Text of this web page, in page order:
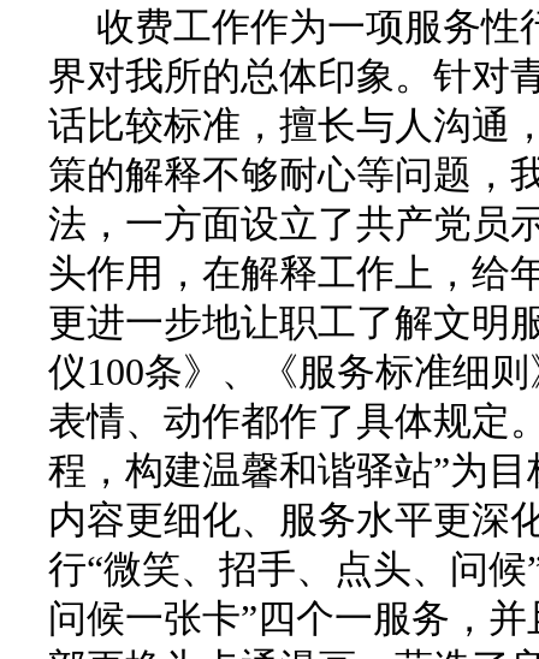
收费工作作为一项服务性
界对我所的总体印象。针对
话比较标准，擅长与人沟通
策的解释不够耐心等问题，
法，一方面设立了共产党员
头作用，在解释工作上，给
更进一步地让职工了解文明
仪100条》、《服务标准细
表情、动作都作了具体规定
程，构建温馨和谐驿站”为
内容更细化、服务水平更深
行“微笑、招手、点头、问
问候一张卡”四个一服务，